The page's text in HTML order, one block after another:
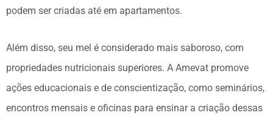
podem ser criadas até em apartamentos.
Além disso, seu mel é considerado mais saboroso, com
propriedades nutricionais superiores. A Amevat promove
ações educacionais e de conscientização, como seminários,
encontros mensais e oficinas para ensinar a criação dessas